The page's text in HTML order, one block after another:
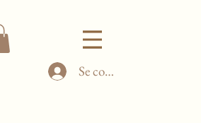
Se connecter